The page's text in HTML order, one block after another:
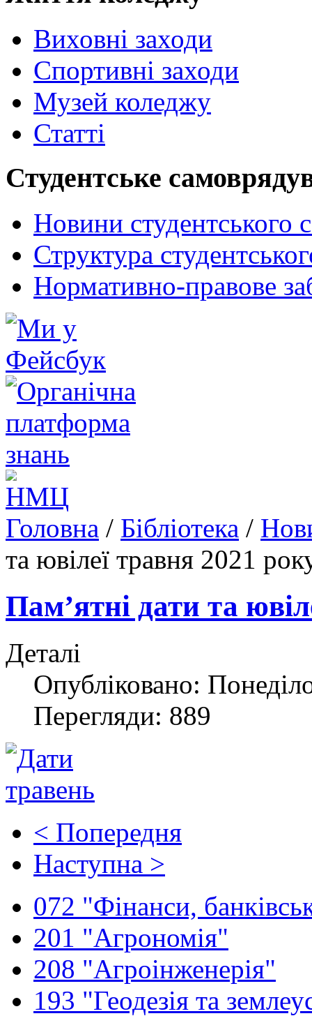
Виховні заходи
Спортивні заходи
Музей коледжу
Статті
Студентське
Новини студентського
Структура
Нормативно-правове
Головна / Бібліотека /
та ювілеї травня 2021
Пам’ятні дати та
Деталі
Опубліковано:
Перегляди: 889
< Попередня
Наступна >
072 "Фінанси,
201 "Агрономія"
208 "Агроінженерія"
193 "Геодезія та